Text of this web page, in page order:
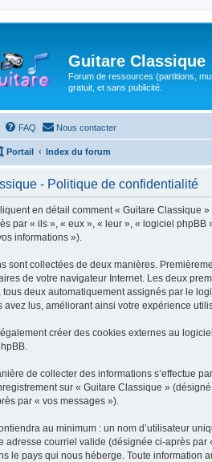
Guitare Classique
Forum de ressources (partitions,
gratuit, et sans publicité.
FAQ Nous contacter
Portail Index du forum
- Politique de confidentialité
en détail comment « Guitare Classique
par « ils », « eux », « leur », « logiciel
informations »).
sont collectées de deux manières.
de votre navigateur Internet. Les deux
tous deux automatiquement assignés par le
avez lus, améliorant ainsi votre expérience
créer des cookies externes au
de collecter des informations s’effectue
sur « Guitare Classique »
par « vos messages »).
au minimum : un nom d’utilisateur
adresse courriel valide (désignée ci-après
le pays qui nous héberge. Toute information